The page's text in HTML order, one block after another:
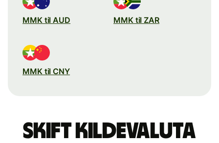
MMK til AUD MMK til ZAR
MMK til CNY
Skift kildevaluta